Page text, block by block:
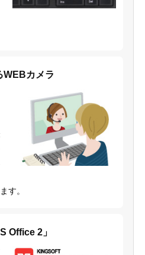
WEBカメラ
す。
Office 2」